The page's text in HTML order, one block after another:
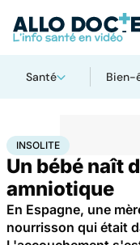
Santé Bien-
AccueilFamille
INSOLITE
Un bébé naît
amniotique
En Espagne, une
nourrisson qui était